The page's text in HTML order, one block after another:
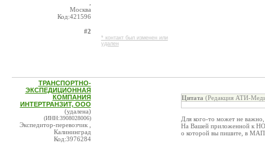
Москва
Код:421596
#2
* контакт был изменен или
удален
ТРАНСПОРТНО-
ЭКСПЕДИЦИОННАЯ
КОМПАНИЯ
ИНТЕРТРАНЗИТ, ООО
(удалена)
(ИНН:3908028006)
Экспедитор-перевозчик ,
Калининград
Код:3976284
Цитата (Редакция АТИ-
Для кого-то может не
На Вашей приложенной к
о которой вы пишите, в